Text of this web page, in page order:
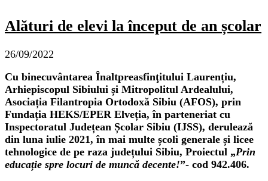
Alături de elevi la început de an școlar
26/09/2022
Cu binecuvântarea Înaltpreasfinţitului Laurențiu,
Arhiepiscopul Sibiului și Mitropolitul Ardealului,
Asociația Filantropia Ortodoxă Sibiu (AFOS), prin
Fundația HEKS/EPER Elveția, în parteneriat cu
Inspectoratul Județean Școlar Sibiu (IJSS), derulează
din luna iulie 2021, în mai multe școli generale și licee
tehnologice de pe raza județului Sibiu, Proiectul „Prin
educație spre locuri de muncă decente!”- cod 942.406.